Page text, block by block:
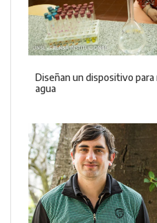
Diseñan un dispositivo
agua